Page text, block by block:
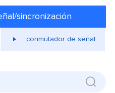
sincronización
conmutador de señal